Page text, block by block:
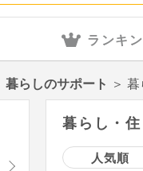
ランキ
暮らしのサポート ＞ 暮
暮らし・
人気順